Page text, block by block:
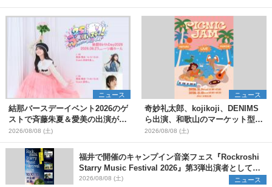
ニュース
結那バースデーイベント2026のゲ
ストで斉藤朱夏＆愛美の出演が決
定
2026/08/08 (土)
ニュース
奇妙礼太郎、kojikoji、DENIMS
ら出演、和歌山のマーケット型野
外イベント『PICNIC JAM
2026』早割チケット発売開始
2026/08/08 (土)
福井で開催のキャンプイン音楽フェス『Rockroshi
Starry Music Festival 2026』第3弾出演者として
SCOOBIE DO、かりゆし58、Reiを発表
2026/08/08 (土) ニュース